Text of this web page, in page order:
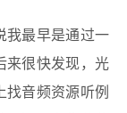
我最早是通过一
来很快发现，光
音频资源听例